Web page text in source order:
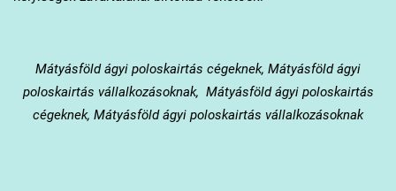
Mátyásföldágyi poloskairtás cégeknek, Mátyásföld ágyi
poloskairtás vállalkozásoknak, Mátyásföld ágyi poloskairtás
cégeknek, Mátyásföld ágyi poloskairtás vállalkozásoknak